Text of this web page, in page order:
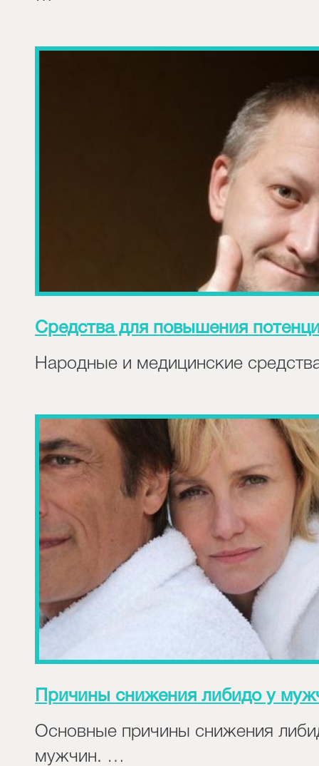
Средства для повышения
Народные и медицинские
Причины снижения либидо у
Основные причины снижения
мужчин. …